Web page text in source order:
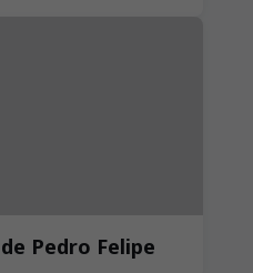
Pedro Felipe